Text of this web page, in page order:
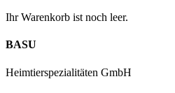
Ihr Warenkorb ist noch leer.
BASU
Heimtierspezialitäten GmbH